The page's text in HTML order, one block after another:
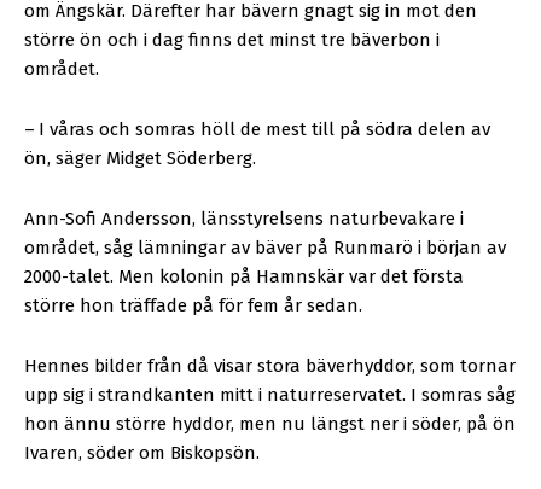
om Ängskär. Därefter har bävern gnagt sig in mot den
större ön och i dag finns det minst tre bäverbon i
området.
– I våras och somras höll de mest till på södra delen av
ön, säger Midget Söderberg.
Ann-Sofi Andersson, länsstyrelsens naturbevakare i
området, såg lämningar av bäver på Runmarö i början av
2000-talet. Men kolonin på Hamnskär var det första
större hon träffade på för fem år sedan.
Hennes bilder från då visar stora bäverhyddor, som tornar
upp sig i strandkanten mitt i naturreservatet. I somras såg
hon ännu större hyddor, men nu längst ner i söder, på ön
Ivaren, söder om Biskopsön.